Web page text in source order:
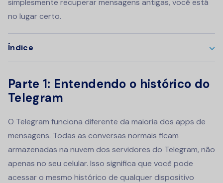
no lugar certo.
Índice
Parte 1: Entendendo o histórico do
Telegram
O Telegram funciona diferente da maioria dos apps de
mensagens. Todas as conversas normais ficam
armazenadas na nuvem dos servidores do Telegram, não
apenas no seu celular. Isso significa que você pode
acessar o mesmo histórico de qualquer dispositivo